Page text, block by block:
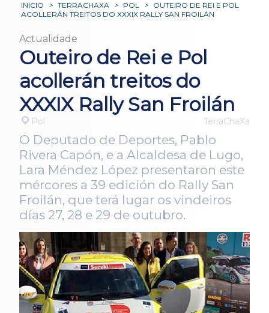
INICIO > TERRACHAXA > POL > OUTEIRO DE REI E POL
ACOLLERÁN TREITOS DO XXXIX RALLY SAN FROILÁN
Actualidade
Outeiro de Rei e Pol
acollerán treitos do
XXXIX Rally San Froilán
Pol TerraChaXa
O Deputado de Deportes, Pablo
Rivera Capón, e a Alcaldesa de Lugo,
Lara Méndez López presentaron este
mércores a 39 edición do Rally San
Froilán, que terá lugar os vindeiros
días 27, 28 e 29 de outubro.